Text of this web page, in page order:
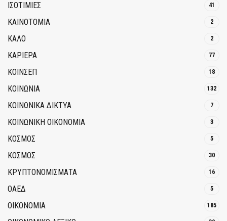
ΙΣΟΤΙΜΙΕΣ 41
ΚΑΙΝΟΤΟΜΊΑ 2
ΚΑΛΟ 2
ΚΑΡΙΕΡΑ 77
ΚΟΙΝΣΕΠ 18
ΚΟΙΝΩΝΙΑ 132
ΚΟΙΝΩΝΙΚΆ ΔΊΚΤΥΑ 7
ΚΟΙΝΩΝΙΚΉ ΟΙΚΟΝΟΜΊΑ 3
ΚΟΣΜΟΣ 5
ΚΟΣΜΟΣ 30
ΚΡΥΠΤΟΝΟΜΊΣΜΑΤΑ 16
ΟΑΕΔ 5
ΟΙΚΟΝΟΜΙΑ 185